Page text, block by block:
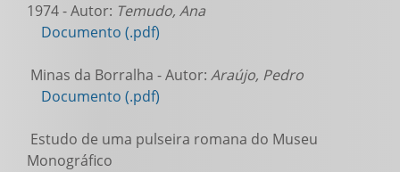
1974 - Autor: Temudo, Ana
Documento (.pdf)
Minas da Borralha - Autor: Araújo, Pedro
Documento (.pdf)
Estudo de uma pulseira romana do Museu
Monográfico